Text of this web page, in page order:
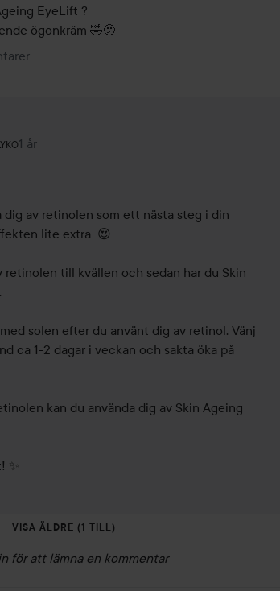
EyeLift ?
ögonkräm 🤣🫤
på Lyko.
1 år
Kommentaren lades 1 år
dig av retinolen som ett nästa steg i din
lite extra  😍
retinolen till kvällen och sedan har du Skin
solen efter du använt dig av retinol. Vänj
ca 1-2 dagar i veckan och sakta öka på
kan du använda dig av Skin Ageing
VISA ÄLDRE (1 TILL)
för att lämna en kommentar